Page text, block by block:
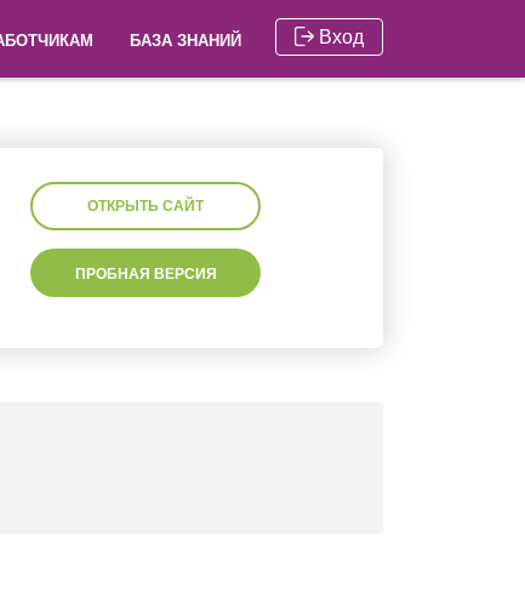
БАЗА ЗНАНИЙ Вход
ОТКРЫТЬ САЙТ
ПРОБНАЯ ВЕРСИЯ